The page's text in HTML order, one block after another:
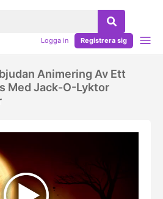
Logga in Registrera sig
Animering Av Ett
Med Jack-O-Lyktor